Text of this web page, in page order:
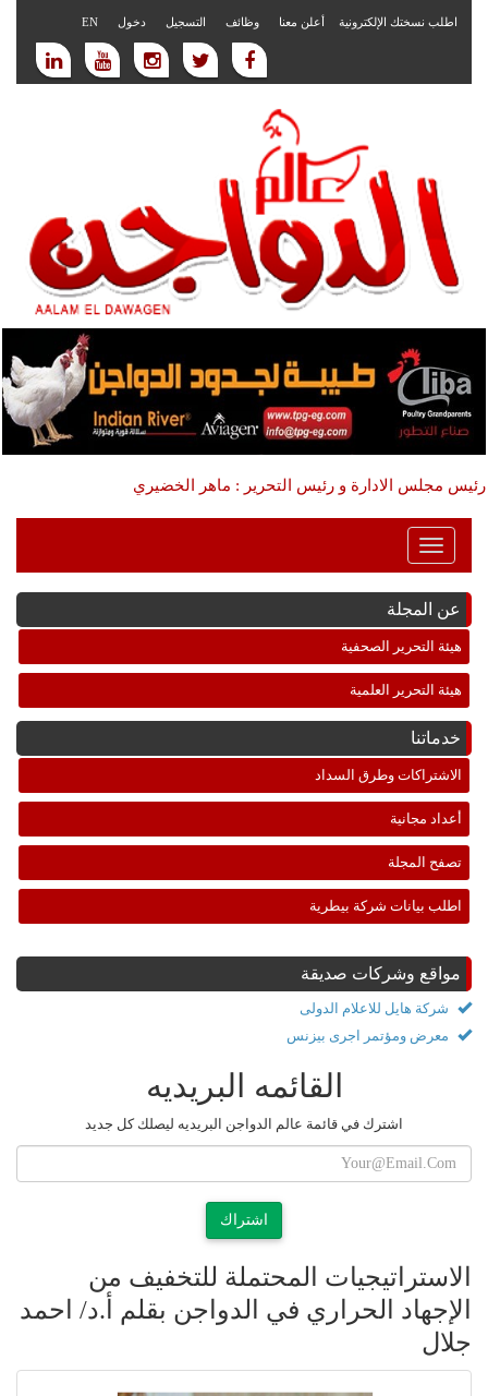
اطلب نسختك الإلكترونية أعلن معنا وظائف التسجيل دخول EN
رئيس مجلس الادارة و رئيس التحرير : ماهر الخضيري
Toggle
Navigation
عن المجلة
هيئة التحرير الصحفية
هيئة التحرير العلمية
خدماتنا
الاشتراكات وطرق السداد
أعداد مجانية
تصفح المجلة
اطلب بيانات شركة بيطرية
مواقع وشركات صديقة
شركة هايل للاعلام الدولى
معرض ومؤتمر اجرى بيزنس
القائمه البريديه
اشترك في قائمة عالم الدواجن البريديه ليصلك كل جديد
اشتراك
الاستراتيجيات المحتملة للتخفيف من
الإجهاد الحراري في الدواجن بقلم أ.د/ احمد
جلال